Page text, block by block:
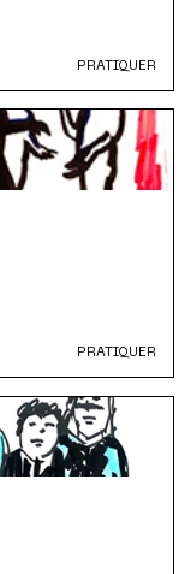
PRATIQUER
PRATIQUER